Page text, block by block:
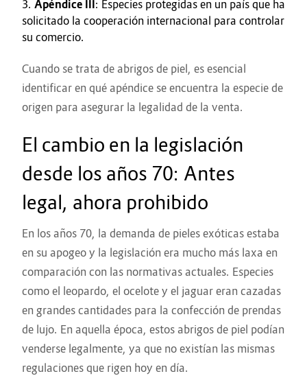
Apéndice III: Especies protegidas en un país que ha
solicitado la cooperación internacional para controlar
su comercio.
Cuando se trata de abrigos de piel, es esencial
identificar en qué apéndice se encuentra la especie de
origen para asegurar la legalidad de la venta.
El cambio en la legislación
desde los años 70: Antes
legal, ahora prohibido
En los años 70, la demanda de pieles exóticas estaba
en su apogeo y la legislación era mucho más laxa en
comparación con las normativas actuales. Especies
como el leopardo, el ocelote y el jaguar eran cazadas
en grandes cantidades para la confección de prendas
de lujo. En aquella época, estos abrigos de piel podían
venderse legalmente, ya que no existían las mismas
regulaciones que rigen hoy en día.